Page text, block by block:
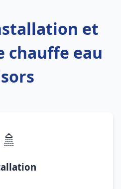
et
chauffe eau
🚿